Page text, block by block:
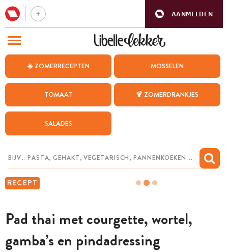
AANMELDEN
☀️ ZOMERRECEPTEN MOSSELEN
TOMAAT 🍹 ZOMERDRANKJES
SALADES
RECEPT
Pad thai met courgette, wortel,
gamba’s en pindadressing
BEZOEK ONZE ANDERE WEBSITES
WEEKMENU
CHAT MET MAIA
MIJN BEWAARDE RECEPTEN